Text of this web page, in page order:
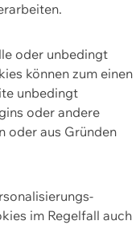
oder unbedingt
können zum einen
unbedingt
oder andere
oder aus Gründen
im Regelfall auch